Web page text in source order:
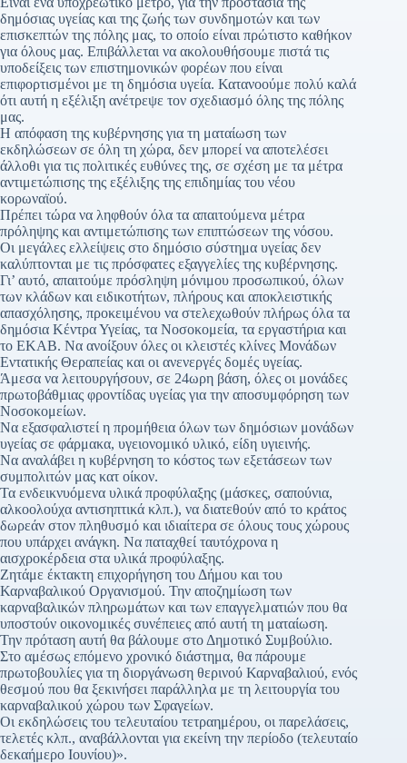
δημόσιας υγείας και της ζωής των συνδημοτών και των
επισκεπτών της πόλης μας, το οποίο είναι πρώτιστο καθήκον
για όλους μας. Επιβάλλεται να ακολουθήσουμε πιστά τις
υποδείξεις των επιστημονικών φορέων που είναι
επιφορτισμένοι με τη δημόσια υγεία. Κατανοούμε πολύ καλά
ότι αυτή η εξέλιξη ανέτρεψε τον σχεδιασμό όλης της πόλης
μας.
Η απόφαση της κυβέρνησης για τη ματαίωση των
εκδηλώσεων σε όλη τη χώρα, δεν μπορεί να αποτελέσει
άλλοθι για τις πολιτικές ευθύνες της, σε σχέση με τα μέτρα
αντιμετώπισης της εξέλιξης της επιδημίας του νέου
κορωναϊού.
Πρέπει τώρα να ληφθούν όλα τα απαιτούμενα μέτρα
πρόληψης και αντιμετώπισης των επιπτώσεων της νόσου.
Οι μεγάλες ελλείψεις στο δημόσιο σύστημα υγείας δεν
καλύπτονται με τις πρόσφατες εξαγγελίες της κυβέρνησης.
Γι’ αυτό, απαιτούμε πρόσληψη μόνιμου προσωπικού, όλων
των κλάδων και ειδικοτήτων, πλήρους και αποκλειστικής
απασχόλησης, προκειμένου να στελεχωθούν πλήρως όλα τα
δημόσια Κέντρα Υγείας, τα Νοσοκομεία, τα εργαστήρια και
το ΕΚΑΒ. Να ανοίξουν όλες οι κλειστές κλίνες Μονάδων
Εντατικής Θεραπείας και οι ανενεργές δομές υγείας.
Άμεσα να λειτουργήσουν, σε 24ωρη βάση, όλες οι μονάδες
πρωτοβάθμιας φροντίδας υγείας για την αποσυμφόρηση των
Νοσοκομείων.
Να εξασφαλιστεί η προμήθεια όλων των δημόσιων μονάδων
υγείας σε φάρμακα, υγειονομικό υλικό, είδη υγιεινής.
Να αναλάβει η κυβέρνηση το κόστος των εξετάσεων των
συμπολιτών μας κατ οίκον.
Τα ενδεικνυόμενα υλικά προφύλαξης (μάσκες, σαπούνια,
αλκοολούχα αντισηπτικά κλπ.), να διατεθούν από το κράτος
δωρεάν στον πληθυσμό και ιδιαίτερα σε όλους τους χώρους
που υπάρχει ανάγκη. Να παταχθεί ταυτόχρονα η
αισχροκέρδεια στα υλικά προφύλαξης.
Ζητάμε έκτακτη επιχορήγηση του Δήμου και του
Καρναβαλικού Οργανισμού. Την αποζημίωση των
καρναβαλικών πληρωμάτων και των επαγγελματιών που θα
υποστούν οικονομικές συνέπειες από αυτή τη ματαίωση.
Την πρόταση αυτή θα βάλουμε στο Δημοτικό Συμβούλιο.
Στο αμέσως επόμενο χρονικό διάστημα, θα πάρουμε
πρωτοβουλίες για τη διοργάνωση θερινού Καρναβαλιού, ενός
θεσμού που θα ξεκινήσει παράλληλα με τη λειτουργία του
καρναβαλικού χώρου των Σφαγείων.
Οι εκδηλώσεις του τελευταίου τετραημέρου, οι παρελάσεις,
τελετές κλπ., αναβάλλονται για εκείνη την περίοδο (τελευταίο
δεκαήμερο Ιουνίου)».